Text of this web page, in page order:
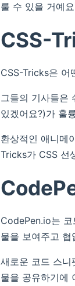
룰 수 있을 거예
CSS-
CSS-Tricks은 어
그들의 기사들은
있겠어요?)가 훌
환상적인 애니메
Tricks가 CSS 선
CodePen.io는
물을 보여주고
새로운 코드 스니
물을 공유하기에